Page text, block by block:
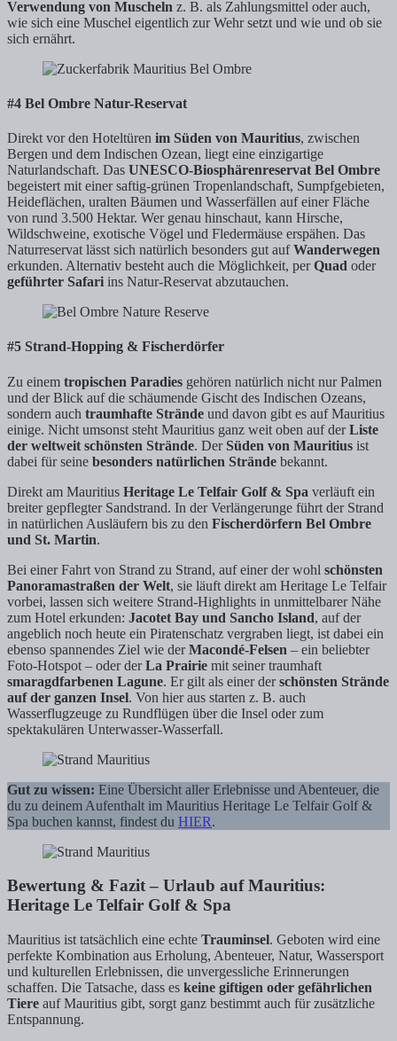
Verwendung von Muscheln z. B. als Zahlungsmittel oder auch,
wie sich eine Muschel eigentlich zur Wehr setzt und wie und ob sie
sich ernährt.
#4 Bel Ombre Natur-Reservat
Direkt vor den Hoteltüren im Süden von Mauritius, zwischen
Bergen und dem Indischen Ozean, liegt eine einzigartige
Naturlandschaft. Das UNESCO-Biosphärenreservat Bel Ombre
begeistert mit einer saftig-grünen Tropenlandschaft, Sumpfgebieten,
Heideflächen, uralten Bäumen und Wasserfällen auf einer Fläche
von rund 3.500 Hektar. Wer genau hinschaut, kann Hirsche,
Wildschweine, exotische Vögel und Fledermäuse erspähen. Das
Naturreservat lässt sich natürlich besonders gut aufWanderwegen
erkunden. Alternativ besteht auch die Möglichkeit, perQuad oder
geführter Safari ins Natur-Reservat abzutauchen.
#5 Strand-Hopping & Fischerdörfer
Zu einem tropischen Paradies gehören natürlich nicht nur Palmen
und der Blick auf die schäumende Gischt des Indischen Ozeans,
sondern auch traumhafte Strände und davon gibt es auf Mauritius
einige. Nicht umsonst steht Mauritius ganz weit oben auf derListe
der weltweit schönsten Strände. Der Süden von Mauritius ist
dabei für seine besonders natürlichen Strände bekannt.
Direkt am Mauritius Heritage Le Telfair Golf & Spa verläuft ein
breiter gepflegter Sandstrand. In der Verlängerunge führt der Strand
in natürlichen Ausläufern bis zu den Fischerdörfern Bel Ombre
und St. Martin.
Bei einer Fahrt von Strand zu Strand, auf einer der wohl schönsten
Panoramastraßen der Welt, sie läuft direkt am Heritage Le Telfair
vorbei, lassen sich weitere Strand-Highlights in unmittelbarer Nähe
zum Hotel erkunden: Jacotet Bay und Sancho Island, auf der
angeblich noch heute ein Piratenschatz vergraben liegt, ist dabei ein
ebenso spannendes Ziel wie derMacondé-Felsen – ein beliebter
Foto-Hotspot – oder derLa Prairie mit seiner traumhaft
smaragdfarbenen Lagune. Er gilt als einer derschönsten Strände
auf der ganzen Insel. Von hier aus starten z. B. auch
Wasserflugzeuge zu Rundflügen über die Insel oder zum
spektakulären Unterwasser-Wasserfall.
Gut zu wissen: Eine Übersicht aller Erlebnisse und Abenteuer, die
du zu deinem Aufenthalt im Mauritius Heritage Le Telfair Golf &
Spa buchen kannst, findest du HIER.
Bewertung & Fazit – Urlaub auf Mauritius:
Heritage Le Telfair Golf & Spa
Mauritius ist tatsächlich eine echte Trauminsel. Geboten wird eine
perfekte Kombination aus Erholung, Abenteuer, Natur, Wassersport
und kulturellen Erlebnissen, die unvergessliche Erinnerungen
schaffen. Die Tatsache, dass es keine giftigen oder gefährlichen
Tiere auf Mauritius gibt, sorgt ganz bestimmt auch für zusätzliche
Entspannung.